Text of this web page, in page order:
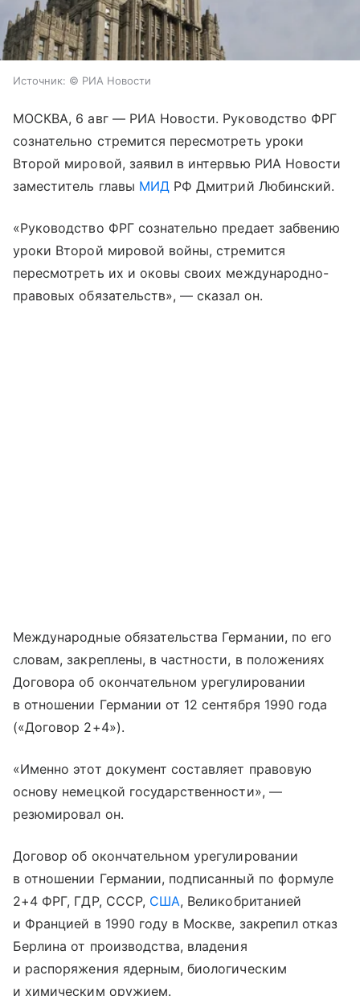
Источник: © РИА Новости
МОСКВА, 6 авг — РИА Новости. Руководство ФРГ
сознательно стремится пересмотреть уроки
Второй мировой, заявил в интервью РИА Новости
заместитель главы МИД РФ Дмитрий Любинский.
«Руководство ФРГ сознательно предает забвению
уроки Второй мировой войны, стремится
пересмотреть их и оковы своих международно-
правовых обязательств», — сказал он.
Международные обязательства Германии, по его
словам, закреплены, в частности, в положениях
Договора об окончательном урегулировании
в отношении Германии от 12 сентября 1990 года
(«Договор 2+4»).
«Именно этот документ составляет правовую
основу немецкой государственности», —
резюмировал он.
Договор об окончательном урегулировании
в отношении Германии, подписанный по формуле
2+4 ФРГ, ГДР, СССР, США, Великобританией
и Францией в 1990 году в Москве, закрепил отказ
Берлина от производства, владения
и распоряжения ядерным, биологическим
и химическим оружием.